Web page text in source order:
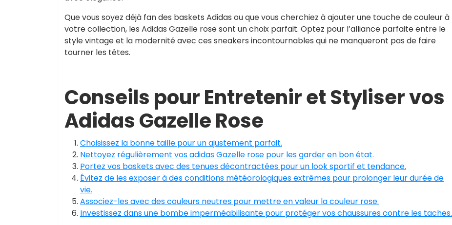
Que vous soyez déjà fan des baskets Adidas ou que vous cherchiez à ajouter une touche de couleur à
votre collection, les Adidas Gazelle rose sont un choix parfait. Optez pour l’alliance parfaite entre le
style vintage et la modernité avec ces sneakers incontournables qui ne manqueront pas de faire
tourner les têtes.
Conseils pour Entretenir et Styliser vos
Adidas Gazelle Rose
Choisissez la bonne taille pour un ajustement parfait.
Nettoyez régulièrement vos adidas Gazelle rose pour les garder en bon état.
Portez vos baskets avec des tenues décontractées pour un look sportif et tendance.
Évitez de les exposer à des conditions météorologiques extrêmes pour prolonger leur durée de
vie.
Associez-les avec des couleurs neutres pour mettre en valeur la couleur rose.
Investissez dans une bombe imperméabilisante pour protéger vos chaussures contre les taches.